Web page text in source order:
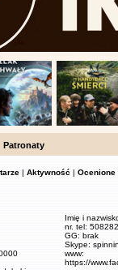
Patronaty
| Aktywność | Ocenione
Imię i
nr. tel:
GG: brak
Skype:
www:
https://